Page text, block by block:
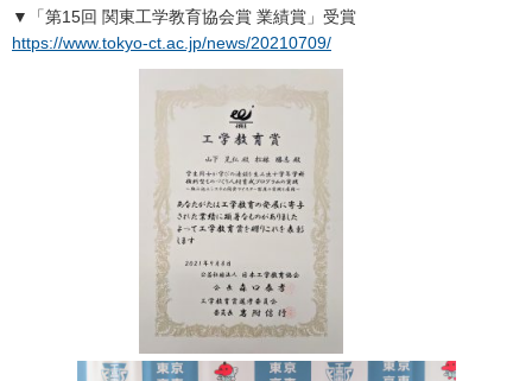
▼「第15回 関東工学教育協会賞 業績賞」受賞
https://www.tokyo-ct.ac.jp/news/20210709/